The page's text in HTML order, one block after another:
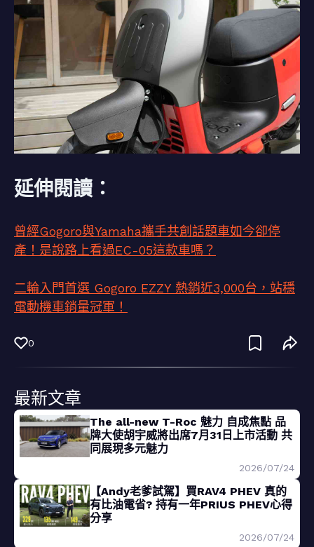
延伸閱讀：
曾經Gogoro與Yamaha攜手共創話題車如今卻停
產！是說路上看過EC-05這款車嗎？
二輪入門首選 Gogoro EZZY 熱銷近3,000台，站穩
電動機車銷量冠軍！
0
最新文章
The all-new T-Roc 魅力 自成焦點 品
牌大使胡宇威將出席7月31日上市活動 共
同展現多元魅力
2026/07/24
【Andy老爹試駕】買RAV4 PHEV 真的
有比油電省? 持有一年PRIUS PHEV心得
分享
2026/07/24